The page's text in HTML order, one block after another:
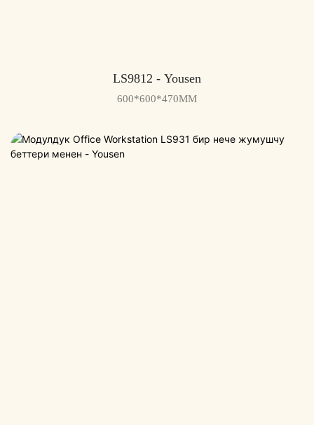
LS9812 - Yousen
600*600*470MM